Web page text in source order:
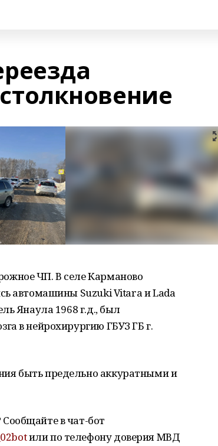
ЧП. В селе Карманово
автомашины Suzuki Vitara и Lada
Янаула 1968 г.д., был
в нейрохирургию ГБУЗ ГБ г.
быть предельно аккуратными и
в чат-бот
или по телефону доверия МВД